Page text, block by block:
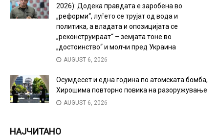
2026): Додека правдата е заробена во
„реформи“, луѓето се трујат од вода и
политика, а владата и опозицијата се
„реконструираат“ – земјата тоне во
„достоинство“ и молчи пред Украина
AUGUST 6, 2026
Осумдесет и една година по атомската бомба,
Хирошима повторно повика на разоружување
AUGUST 6, 2026
НАЈЧИТАНО